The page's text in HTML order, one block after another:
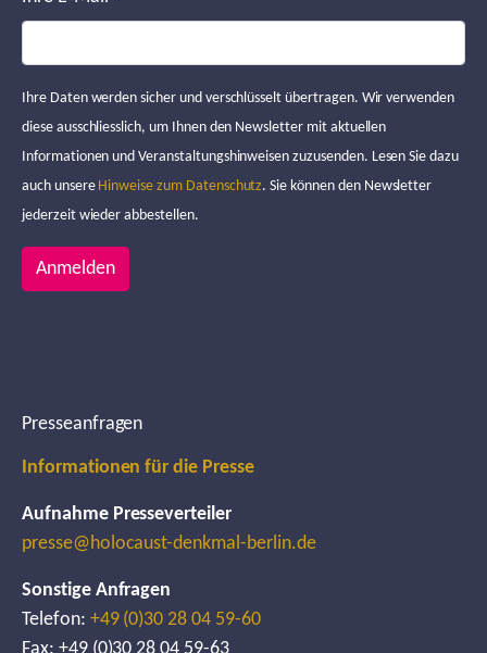
Ihre Daten werden sicher und verschlüsselt übertragen. Wir verwenden
diese ausschliesslich, um Ihnen den Newsletter mit aktuellen
Informationen und Veranstaltungshinweisen zuzusenden. Lesen Sie dazu
auch unsere Hinweise zum Datenschutz. Sie können den Newsletter
jederzeit wieder abbestellen.
Anmelden
Presseanfragen
Informationen für die Presse
Aufnahme Presseverteiler
presse@holocaust-denkmal-berlin.de
Sonstige Anfragen
Telefon: +49 (0)30 28 04 59-60